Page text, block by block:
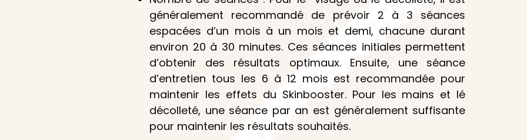
généralement recommandé de prévoir 2 à 3 séances
espacées d’un mois à un mois et demi, chacune durant
environ 20 à 30 minutes. Ces séances initiales permettent
d’obtenir des résultats optimaux. Ensuite, une séance
d’entretien tous les 6 à 12 mois est recommandée pour
maintenir les effets du Skinbooster. Pour les mains et lé
décolleté, une séance par an est généralement suffisante
pour maintenir les résultats souhaités.